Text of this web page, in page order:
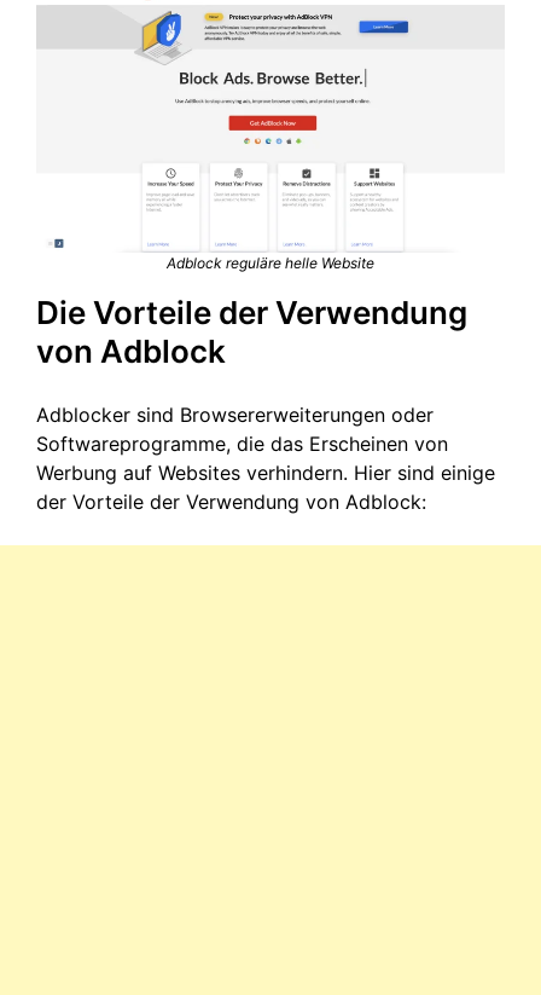
Adblock reguläre helle Website
Die Vorteile der Verwendung
von Adblock
Adblocker sind Browsererweiterungen oder
Softwareprogramme, die das Erscheinen von
Werbung auf Websites verhindern. Hier sind einige
der Vorteile der Verwendung von Adblock: